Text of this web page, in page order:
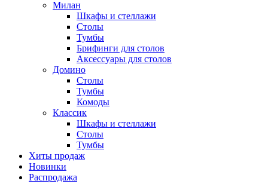
Милан
Шкафы и стеллажи
Столы
Тумбы
Брифинги для столов
Аксессуары для столов
Домино
Столы
Тумбы
Комоды
Классик
Шкафы и стеллажи
Столы
Тумбы
Хиты продаж
Новинки
Распродажа